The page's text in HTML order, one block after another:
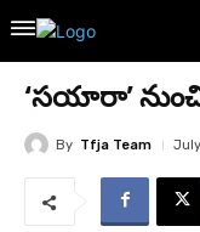
‘సయారా’
By Tfja Team